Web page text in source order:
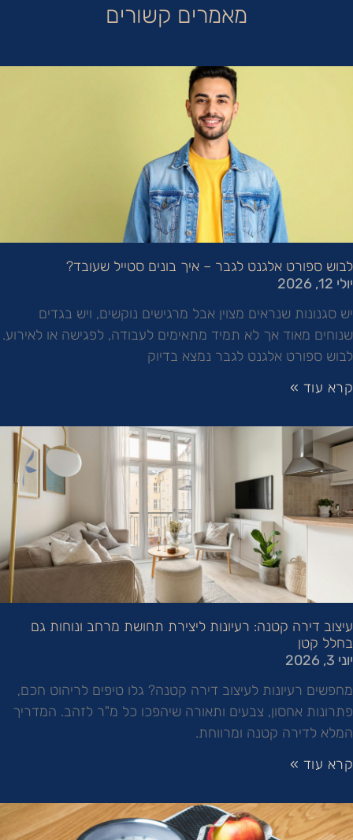
מאמרים קשורים
לבוש ספורט אלגנט לגבר – איך בונים סטייל שעובד?
יולי 12, 2026
יש סגנונות שנראים מצוין אבל מרגישים נוקשים, ויש בגדים
שנוחים מאוד אך לא תמיד מתאימים לעבודה, לפגישה או לאירוע.
לבוש ספורט אלגנט לגבר נמצא בדיוק
קרא עוד »
עיצוב דירה קטנה: רעיונות ליצירת תחושת מרחב ונוחות גם
בחלל קטן
יוני 3, 2026
מחפשים רעיונות לעיצוב דירה קטנה? גלו טיפים לריהוט חכם,
פתרונות אחסון, צבעים ותאורה שיהפכו כל מ"ר לזהב. המדריך
המלא לדירה קטנה ומרווחת.
קרא עוד »